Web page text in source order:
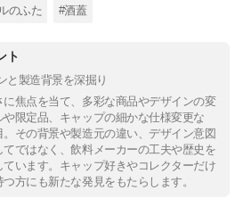
のふた #酒蓋
ト
と製造背景を深掘り
焦点を当て、多彩な商品やデザインの変
限定品、キャップの細かな仕様変更な
その背景や製造元の違い、デザイン意図
ではなく、飲料メーカーの工夫や歴史を
います。キャップ好きやコレクターだけ
方にも新たな発見をもたらします。